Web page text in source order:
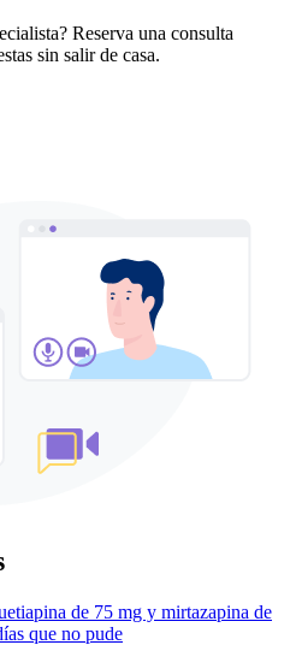
Reserva una consulta
sin salir de casa.
de 75 mg y mirtazapina de
que no pude